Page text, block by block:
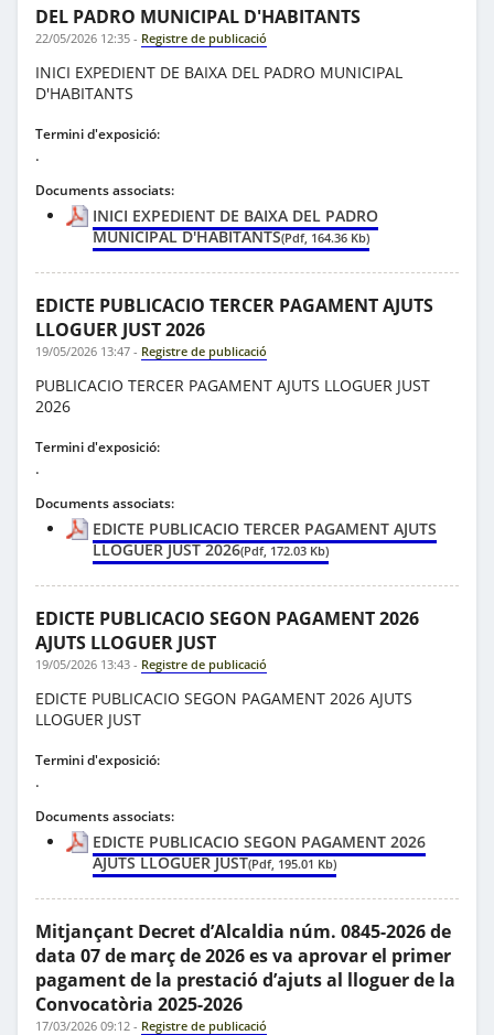
DEL PADRO MUNICIPAL D'HABITANTS
22/05/2026 12:35 - Registre de publicació
INICI EXPEDIENT DE BAIXA DEL PADRO MUNICIPAL
D'HABITANTS
Termini d'exposició:
.
Documents associats:
INICI EXPEDIENT DE BAIXA DEL PADRO
MUNICIPAL D'HABITANTS(Pdf, 164.36 Kb)
EDICTE PUBLICACIO TERCER PAGAMENT AJUTS
LLOGUER JUST 2026
19/05/2026 13:47 - Registre de publicació
PUBLICACIO TERCER PAGAMENT AJUTS LLOGUER JUST
2026
Termini d'exposició:
.
Documents associats:
EDICTE PUBLICACIO TERCER PAGAMENT AJUTS
LLOGUER JUST 2026(Pdf, 172.03 Kb)
EDICTE PUBLICACIO SEGON PAGAMENT 2026
AJUTS LLOGUER JUST
19/05/2026 13:43 - Registre de publicació
EDICTE PUBLICACIO SEGON PAGAMENT 2026 AJUTS
LLOGUER JUST
Termini d'exposició:
.
Documents associats:
EDICTE PUBLICACIO SEGON PAGAMENT 2026
AJUTS LLOGUER JUST(Pdf, 195.01 Kb)
Mitjançant Decret d’Alcaldia núm. 0845-2026 de
data 07 de març de 2026 es va aprovar el primer
pagament de la prestació d’ajuts al lloguer de la
Convocatòria 2025-2026
17/03/2026 09:12 - Registre de publicació